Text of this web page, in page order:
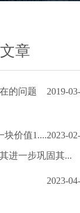
章
的问题 2019-
块价值1....2023-
进一步巩固其...
2023-